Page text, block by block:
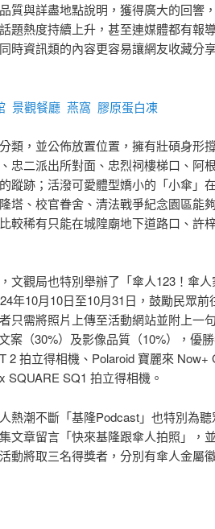
質與詳盡地點說明，獲得廣大的回響
題熱度持續上升，甚至連媒體都有報
時資訊類的內容更容易讓網友收藏分
景觀餐廳 燕窩 膠原蛋白凍
類，並公佈放置位置，擁有壯碩身形
忠二派出所對面、忠烈祠樓梯口、阿
蹤跡；活潑可愛體型嬌小的「小傘」
塔、校官眷舍、清法戰爭紀念園區能
較稀有只能在城隍廟地下道路口、許
文觀局也特別舉辦了「傘人123！傘
年10月10日至10月31日，鼓勵民眾
只需將照片上傳至活動網站並附上一
案（30%）及影像品質（10%），優
2 拍立得相機、Polaroid 寶麗來 Now+
SQUARE SQ1 拍立得相機。
熱潮不斷「基隆Podcast」也特別為
文章留言「快來基隆跟傘人拍照」，
動將取三名得獎者，分別有傘人金屬